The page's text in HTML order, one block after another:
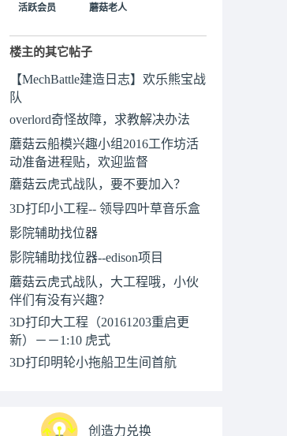
活跃会员 蘑菇老人
楼主的其它帖子
【MechBattle建造日志】欢乐熊宝战
队
overlord奇怪故障，求教解决办法
蘑菇云船模兴趣小组2016工作坊活
动准备进程贴，欢迎监督
蘑菇云虎式战队，要不要加入？
3D打印小工程-- 领导四叶草音乐盒
影院辅助找位器
影院辅助找位器--edison项目
蘑菇云虎式战队，大工程哦，小伙
伴们有没有兴趣？
3D打印大工程（20161203重启更
新）－－1:10 虎式
3D打印明轮小拖船卫生间首航
创造力兑换